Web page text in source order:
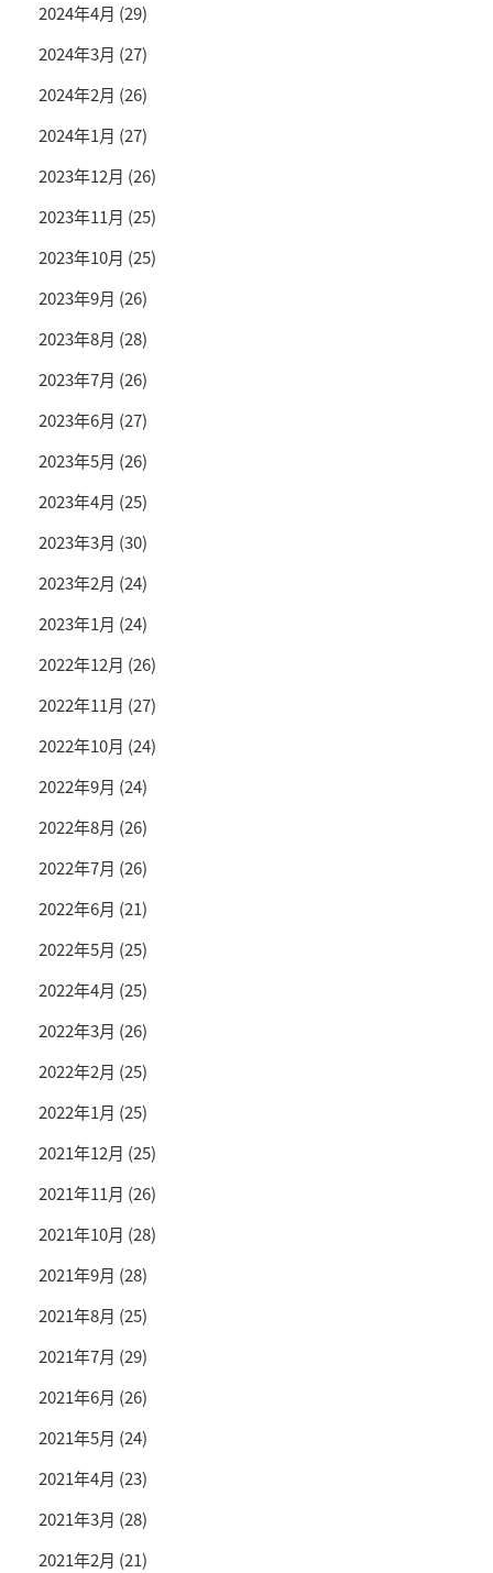
2024年4月 (29)
2024年3月 (27)
2024年2月 (26)
2024年1月 (27)
2023年12月 (26)
2023年11月 (25)
2023年10月 (25)
2023年9月 (26)
2023年8月 (28)
2023年7月 (26)
2023年6月 (27)
2023年5月 (26)
2023年4月 (25)
2023年3月 (30)
2023年2月 (24)
2023年1月 (24)
2022年12月 (26)
2022年11月 (27)
2022年10月 (24)
2022年9月 (24)
2022年8月 (26)
2022年7月 (26)
2022年6月 (21)
2022年5月 (25)
2022年4月 (25)
2022年3月 (26)
2022年2月 (25)
2022年1月 (25)
2021年12月 (25)
2021年11月 (26)
2021年10月 (28)
2021年9月 (28)
2021年8月 (25)
2021年7月 (29)
2021年6月 (26)
2021年5月 (24)
2021年4月 (23)
2021年3月 (28)
2021年2月 (21)